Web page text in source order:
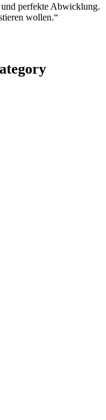
perfekte Abwicklung.
wollen.“